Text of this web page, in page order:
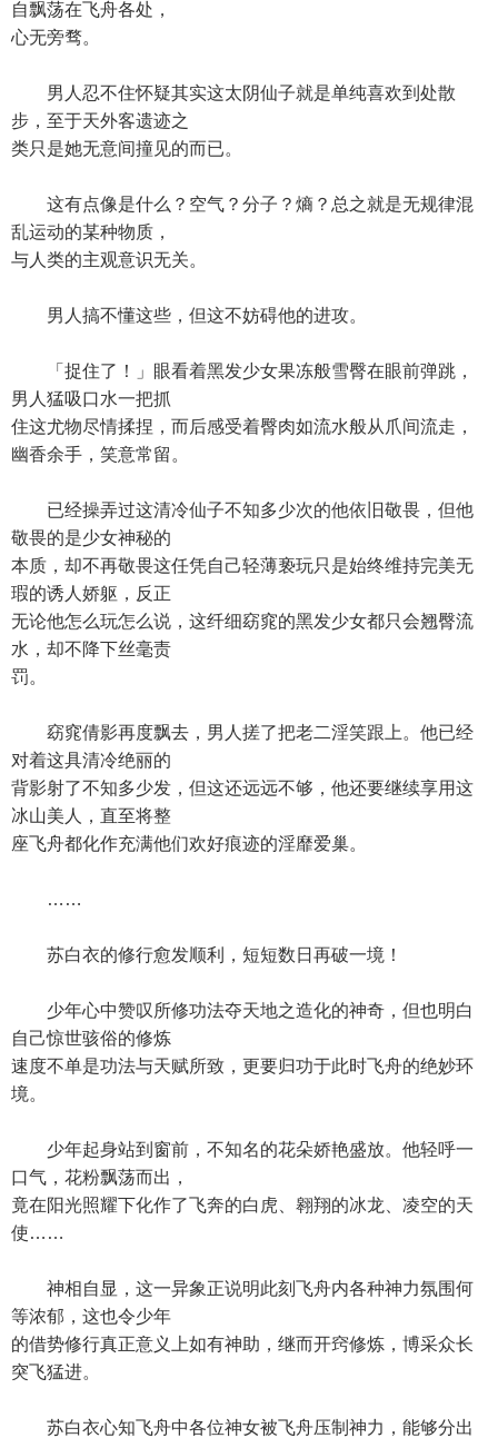
自飘荡在飞舟各处，
心无旁骛。
男人忍不住怀疑其实这太阴仙子就是单纯喜欢到处散
步，至于天外客遗迹之
类只是她无意间撞见的而已。
这有点像是什么？空气？分子？熵？总之就是无规律混
乱运动的某种物质，
与人类的主观意识无关。
男人搞不懂这些，但这不妨碍他的进攻。
「捉住了！」眼看着黑发少女果冻般雪臀在眼前弹跳，
男人猛吸口水一把抓
住这尤物尽情揉捏，而后感受着臀肉如流水般从爪间流走，
幽香余手，笑意常留。
已经操弄过这清冷仙子不知多少次的他依旧敬畏，但他
敬畏的是少女神秘的
本质，却不再敬畏这任凭自己轻薄亵玩只是始终维持完美无
瑕的诱人娇躯，反正
无论他怎么玩怎么说，这纤细窈窕的黑发少女都只会翘臀流
水，却不降下丝毫责
罚。
窈窕倩影再度飘去，男人搓了把老二淫笑跟上。他已经
对着这具清冷绝丽的
背影射了不知多少发，但这还远远不够，他还要继续享用这
冰山美人，直至将整
座飞舟都化作充满他们欢好痕迹的淫靡爱巢。
……
苏白衣的修行愈发顺利，短短数日再破一境！
少年心中赞叹所修功法夺天地之造化的神奇，但也明白
自己惊世骇俗的修炼
速度不单是功法与天赋所致，更要归功于此时飞舟的绝妙环
境。
少年起身站到窗前，不知名的花朵娇艳盛放。他轻呼一
口气，花粉飘荡而出，
竟在阳光照耀下化作了飞奔的白虎、翱翔的冰龙、凌空的天
使……
神相自显，这一异象正说明此刻飞舟内各种神力氛围何
等浓郁，这也令少年
的借势修行真正意义上如有神助，继而开窍修炼，博采众长
突飞猛进。
苏白衣心知飞舟中各位神女被飞舟压制神力，能够分出